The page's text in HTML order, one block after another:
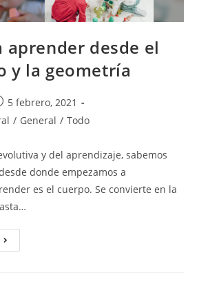
aprender desde el
y la geometría
5 febrero, 2021
/ General / Todo
y del aprendizaje, sabemos
donde empezamos a
es el cuerpo. Se convierte en la